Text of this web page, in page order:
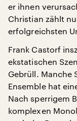
er ihnen
Christian zählt
erfolgreichsten
Frank Castorf
ekstatischen
Gebrüll. Manche
Ensemble hat
Nach sperrigem
komplexen